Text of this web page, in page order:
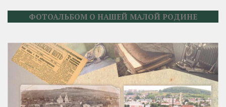
ФОТОАЛЬБОМ О НАШЕЙ МАЛОЙ РОДИНЕ